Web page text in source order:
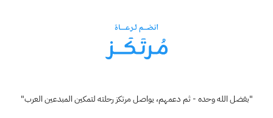
"بفضل الله وحده - ثم دعمهم، يواصل مرتكز رحلته لتمكين المبدعين العرب"